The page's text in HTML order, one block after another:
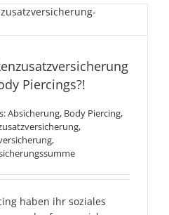
private
und Body
Piercings?!
Absicherung, Body Piercing,
,
,
haben ihr soziales